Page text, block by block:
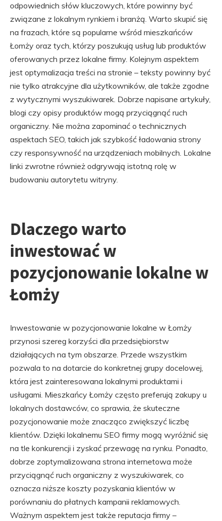
odpowiednich słów kluczowych, które powinny być
związane z lokalnym rynkiem i branżą. Warto skupić się
na frazach, które są popularne wśród mieszkańców
Łomży oraz tych, którzy poszukują usług lub produktów
oferowanych przez lokalne firmy. Kolejnym aspektem
jest optymalizacja treści na stronie – teksty powinny być
nie tylko atrakcyjne dla użytkowników, ale także zgodne
z wytycznymi wyszukiwarek. Dobrze napisane artykuły,
blogi czy opisy produktów mogą przyciągnąć ruch
organiczny. Nie można zapominać o technicznych
aspektach SEO, takich jak szybkość ładowania strony
czy responsywność na urządzeniach mobilnych. Lokalne
linki zwrotne również odgrywają istotną rolę w
budowaniu autorytetu witryny.
Dlaczego warto
inwestować w
pozycjonowanie lokalne w
Łomży
Inwestowanie w pozycjonowanie lokalne w Łomży
przynosi szereg korzyści dla przedsiębiorstw
działających na tym obszarze. Przede wszystkim
pozwala to na dotarcie do konkretnej grupy docelowej,
która jest zainteresowana lokalnymi produktami i
usługami. Mieszkańcy Łomży często preferują zakupy u
lokalnych dostawców, co sprawia, że skuteczne
pozycjonowanie może znacząco zwiększyć liczbę
klientów. Dzięki lokalnemu SEO firmy mogą wyróżnić się
na tle konkurencji i zyskać przewagę na rynku. Ponadto,
dobrze zoptymalizowana strona internetowa może
przyciągnąć ruch organiczny z wyszukiwarek, co
oznacza niższe koszty pozyskania klientów w
porównaniu do płatnych kampanii reklamowych.
Ważnym aspektem jest także reputacja firmy –